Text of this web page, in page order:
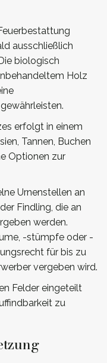
ausschließlich
biologisch
Holz
erfolgt in einem
Tannen, Buchen
Optionen zur
Urnenstellen an
Findling, die an
werden.
-stümpfe oder -
für bis zu
vergeben wird.
Felder eingeteilt
zu